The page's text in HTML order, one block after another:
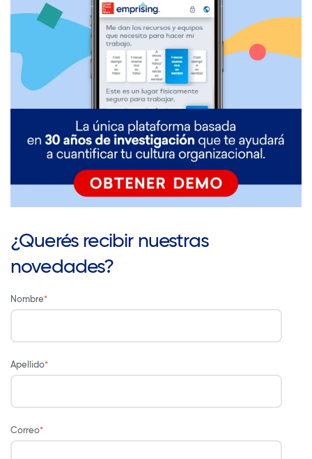
¿Querés recibir nuestras
novedades?
Nombre*
Apellido*
Correo*